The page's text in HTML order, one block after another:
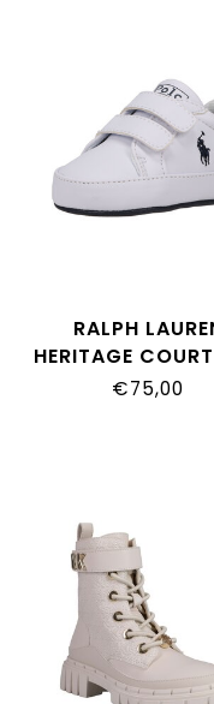
RALPH
HERITAGE
LAYETTE€75,00